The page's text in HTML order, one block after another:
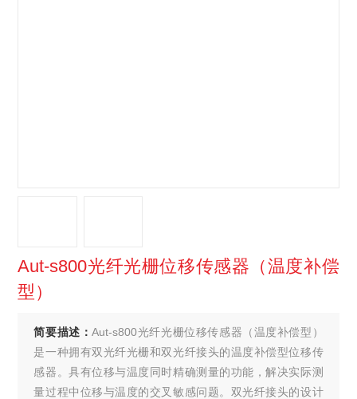
Aut-s800光纤光栅位移传感器（温度补偿
型）
简要描述：Aut-s800光纤光栅位移传感器（温度补偿型）
是一种拥有双光纤光栅和双光纤接头的温度补偿型位移传
感器。具有位移与温度同时精确测量的功能，解决实际测
量过程中位移与温度的交叉敏感问题。双光纤接头的设计